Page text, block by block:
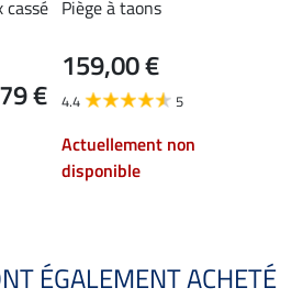
cassé
€
Piège à taons
159,00 €
4.4 5
Actuellement non
disponible
ÉGALEMENT ACHETÉ